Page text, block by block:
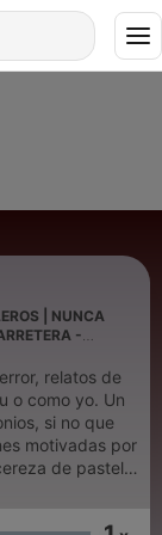
| NUNCA
-
relatos de
o como yo. Un
si no que
motivadas por
de pastel,
casas